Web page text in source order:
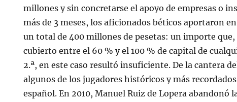
millones y sin concretarse el apoyo de empresas o
más de 3 meses, los aficionados béticos aportaron
un total de 400 millones de pesetas: un importe
cubierto entre el 60 % y el 100 % de capital de
2.ª, en este caso resultó insuficiente. De la cantera
algunos de los jugadores históricos y más
español. En 2010, Manuel Ruiz de Lopera abandonó